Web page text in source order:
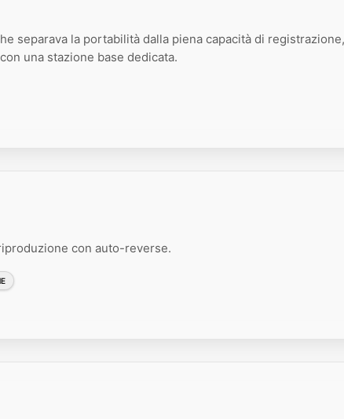
separava la portabilità dalla piena capacità di registrazione,
una stazione base dedicata.
con auto-reverse.